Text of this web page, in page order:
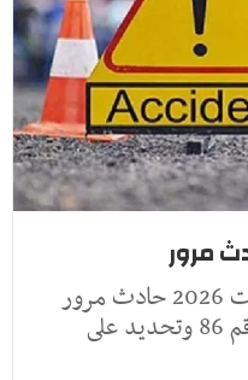
مرور
جد صباح أمس الخميس 6 أوت 2026 حادث مرور
مريع على الطريق الجهوية رقم 86 وتحديد على